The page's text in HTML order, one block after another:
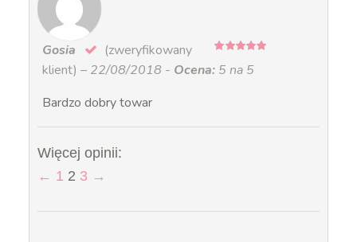
Gosia
(zweryfikowany
klient) – 22/08/2018 - Ocena: 5 na 5
Bardzo dobry towar
Więcej opinii:
← 1 2 3 →